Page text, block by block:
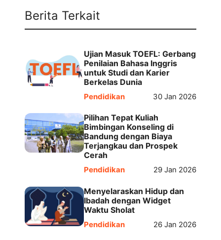
Berita Terkait
Ujian Masuk TOEFL: Gerbang
Penilaian Bahasa Inggris
untuk Studi dan Karier
Berkelas Dunia
Pendidikan 30 Jan 2026
Pilihan Tepat Kuliah
Bimbingan Konseling di
Bandung dengan Biaya
Terjangkau dan Prospek
Cerah
Pendidikan 29 Jan 2026
Menyelaraskan Hidup dan
Ibadah dengan Widget
Waktu Sholat
Pendidikan 26 Jan 2026